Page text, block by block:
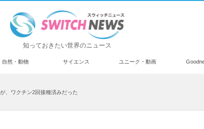
知っておきたい世界のニュース
自然・動物 サイエンス ユニーク・動画
、ワクチン2回接種済みだった